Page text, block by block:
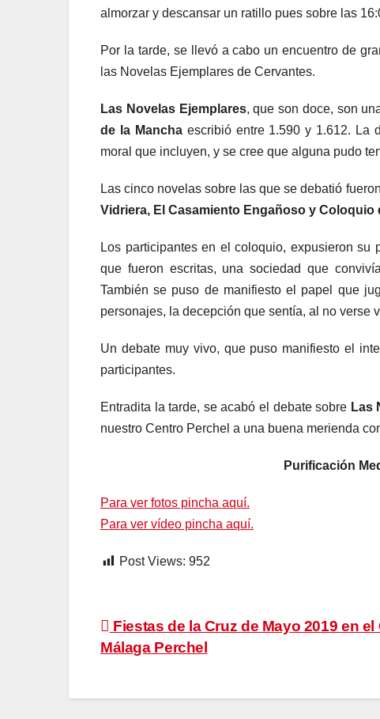
almorzar y descansar un ratillo pues sobre las
Por la tarde, se llevó a cabo un encuentro de
las Novelas Ejemplares de Cervantes.
Las Novelas Ejemplares, que son doce, son
de la Manchaescribió entre 1.590 y 1.612. La
moral que incluyen, y se cree que alguna pudo
Las cinco novelas sobre las que se debatió
Vidriera, El Casamiento Engañoso y Coloquio
Los participantes en el coloquio, expusieron
que fueron escritas, una sociedad que
También se puso de manifiesto el papel que
personajes, la decepción que sentía, al no verse
Un debate muy vivo, que puso manifiesto el
participantes.
Entradita la tarde, se acabó el debate sobre Las
nuestro Centro Perchel a una buena merienda
Purificación
Para ver fotos pincha aquí.
Para ver vídeo pincha aquí.
Post Views: 952
Navegación
de
entradas
Fiestas de la Cruz de Mayo 2019 en el
Málaga Perchel